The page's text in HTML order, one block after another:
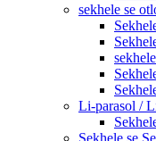
sekhele se
Li-parasol /
Sekhele se